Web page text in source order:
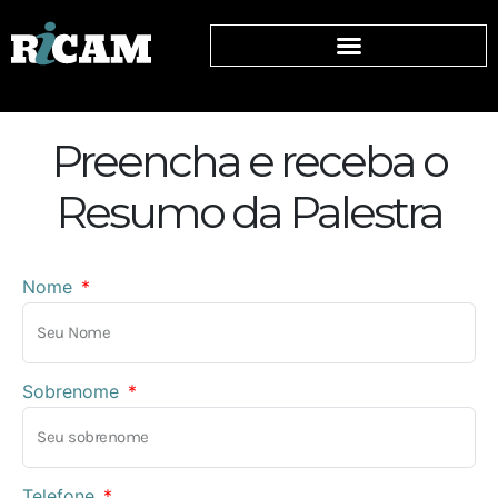
Preencha e receba o
Resumo da Palestra
Nome
Sobrenome